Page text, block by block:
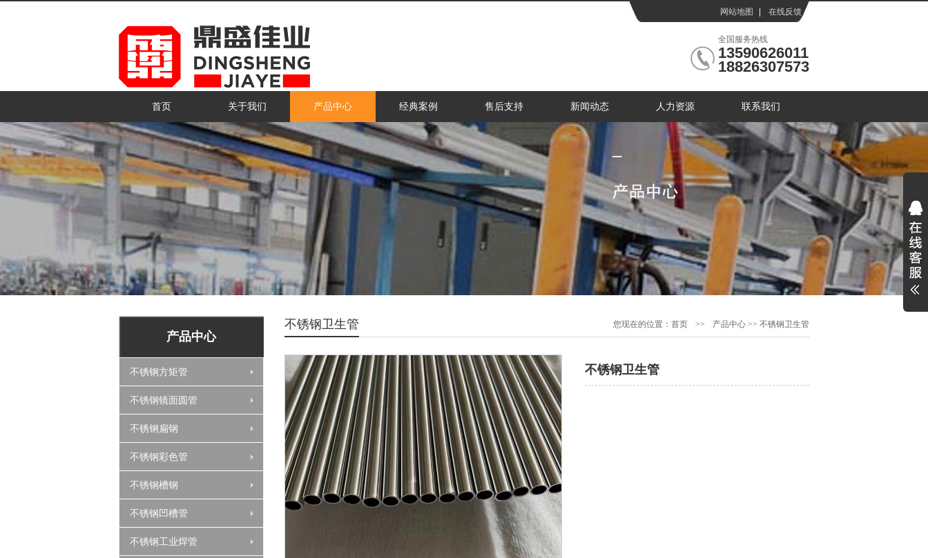
网站地图 在线反馈
全国服务热线
13590626011
18826307573
首页 关于我们 产品中心 经典案例 售后支持 新闻动态 人力资源 联系我们
产品中心
不锈钢方矩管
不锈钢镜面圆管
不锈钢扁钢
不锈钢彩色管
不锈钢槽钢
不锈钢凹槽管
不锈钢工业焊管
您现在的位置： 首页 >> 产品中心 >> 不锈钢卫生管
不锈钢卫生管
不锈钢卫生管